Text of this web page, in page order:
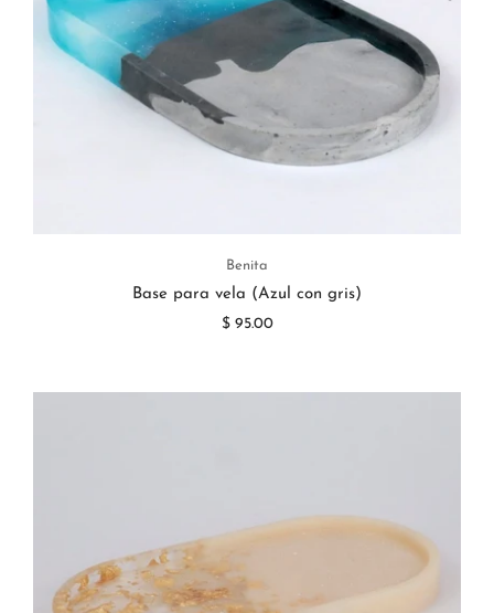
Benita
Base para vela (Azul con gris)
$ 95.00